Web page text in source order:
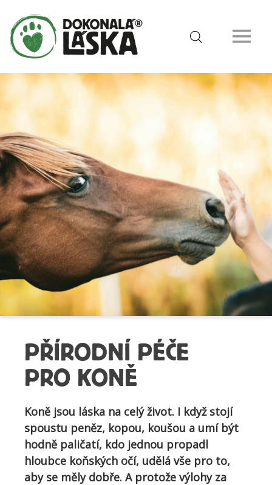
PŘÍRODNÍ PÉČE
PRO KONĚ
Koně jsou láska na celý život. I když stojí
spoustu peněz, kopou, koušou a umí být
hodně paličatí, kdo jednou propadl
hloubce koňských očí, udělá vše pro to,
aby se měly dobře. A protože výlohy za